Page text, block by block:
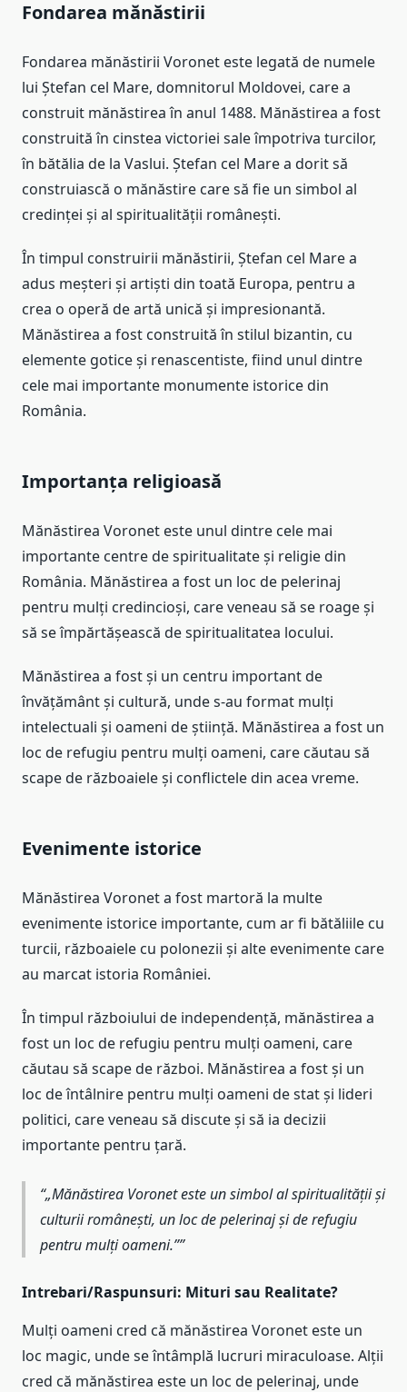
Fondarea mănăstirii
Fondarea mănăstirii Voronet este legată de numele
lui Ștefan cel Mare, domnitorul Moldovei, care a
construit mănăstirea în anul 1488. Mănăstirea a fost
construită în cinstea victoriei sale împotriva turcilor,
în bătălia de la Vaslui. Ștefan cel Mare a dorit să
construiască o mănăstire care să fie un simbol al
credinței și al spiritualității românești.
În timpul construirii mănăstirii, Ștefan cel Mare a
adus meșteri și artiști din toată Europa, pentru a
crea o operă de artă unică și impresionantă.
Mănăstirea a fost construită în stilul bizantin, cu
elemente gotice și renascentiste, fiind unul dintre
cele mai importante monumente istorice din
România.
Importanța religioasă
Mănăstirea Voronet este unul dintre cele mai
importante centre de spiritualitate și religie din
România. Mănăstirea a fost un loc de pelerinaj
pentru mulți credincioși, care veneau să se roage și
să se împărtășească de spiritualitatea locului.
Mănăstirea a fost și un centru important de
învățământ și cultură, unde s-au format mulți
intelectuali și oameni de știință. Mănăstirea a fost un
loc de refugiu pentru mulți oameni, care căutau să
scape de războaiele și conflictele din acea vreme.
Evenimente istorice
Mănăstirea Voronet a fost martoră la multe
evenimente istorice importante, cum ar fi bătăliile cu
turcii, războaiele cu polonezii și alte evenimente care
au marcat istoria României.
În timpul războiului de independență, mănăstirea a
fost un loc de refugiu pentru mulți oameni, care
căutau să scape de război. Mănăstirea a fost și un
loc de întâlnire pentru mulți oameni de stat și lideri
politici, care veneau să discute și să ia decizii
importante pentru țară.
„Mănăstirea Voronet este un simbol al spiritualității și
culturii românești, un loc de pelerinaj și de refugiu
pentru mulți oameni.”
Intrebari/Raspunsuri: Mituri sau Realitate?
Mulți oameni cred că mănăstirea Voronet este un
loc magic, unde se întâmplă lucruri miraculoase. Alții
cred că mănăstirea este un loc de pelerinaj, unde